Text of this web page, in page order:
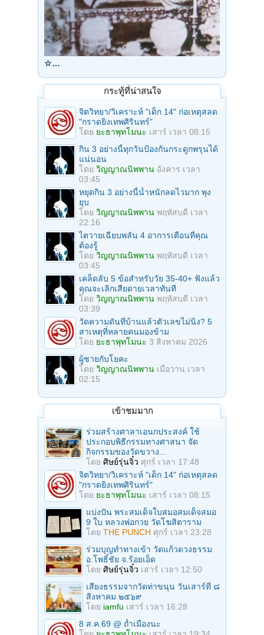
☆…
กระทู้ที่น่าสนใจ
จิตวิทยา/วิเคราะห์ "เด็ก 14" ก่อเหตุสลด
"กราดยิงเทพศิรินทร์"
โดย ยะธาพุทโมนะ เสาร์ เวลา 08:15
กิน 3 อย่างนี้ทุกวันป้องกันกระดูกพรุนได้
แน่นอน
โดย วิญญาณนิพพาน อังคาร เวลา
03:45
หยุดกิน 3 อย่างนี้น้ำหนักลดไวมาก พุง
ยุบ
โดย วิญญาณนิพพาน พฤหัสบดี เวลา
22:16
ไตวายเฉียบพลัน 4 อาการเตือนที่คุณ
ต้องรู้
โดย วิญญาณนิพพาน พฤหัสบดี เวลา
03:45
เคล็ดลับ 5 ข้อสำหรับวัย 35-40+ ฟังแล้ว
คุณจะเลิกเสียดายเวลาทันที
โดย วิญญาณนิพพาน พฤหัสบดี เวลา
03:39
วัดความดันที่บ้านแล้วตัวเลขไม่นิ่ง? 5
สาเหตุที่หลายคนมองข้าม
โดย ยะธาพุทโมนะ 3 สิงหาคม 2026
ผู้ชายกับโยคะ
โดย วิญญาณนิพพาน เมื่อวาน เวลา
02:15
เข้าชมมาก
ร่วมสร้างศาลาเอนกประสงค์ ใช้
ประกอบพิธีกรรมทางศาสนา จัด
กิจกรรมของวัดขวาง...
โดย ศิษย์รุ่นจิ๋ว ศุกร์ เวลา 17:48
จิตวิทยา/วิเคราะห์ "เด็ก 14" ก่อเหตุสลด
"กราดยิงเทพศิรินทร์"
โดย ยะธาพุทโมนะ เสาร์ เวลา 08:15
แบ่งปัน พระสมเด็จใบสมอสมเด็จสมอ
9 ใบ หลวงพ่อกวย วัดโฆสิตาราม
โดย THE PUNCH ศุกร์ เวลา 23:28
ร่วมบุญทําทางเข้า วัดแก้วดวงธรรม
อ.โพธิ์ชัย จ.ร้อยเอ็ด
โดย ศิษย์รุ่นจิ๋ว เสาร์ เวลา 12:50
เสียงธรรมจากวัดท่าขนุน วันเสาร์ที่ ๘
สิงหาคม ๒๕๖๙
โดย iamfu เสาร์ เวลา 16:28
8 ส.ค.69 @ ถ้ำเมืองนะ